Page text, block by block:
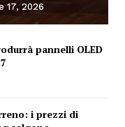
17, 2026
pannelli OLED
i prezzi di